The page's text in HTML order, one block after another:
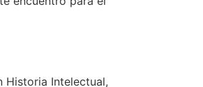
Historia Intelectual,